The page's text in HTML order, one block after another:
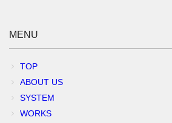
MENU
TOP
ABOUT US
SYSTEM
WORKS